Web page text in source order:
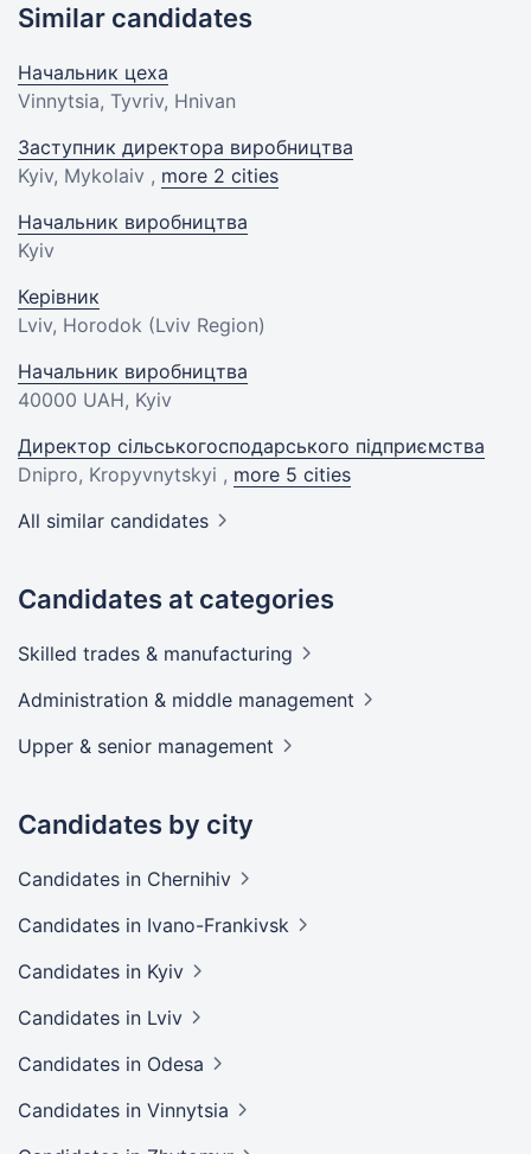
Similar candidates
Начальник цеха
Vinnytsia, Tyvriv, Hnivan
Заступник директора виробництва
Kyiv, Mykolaiv , more 2 cities
Начальник виробництва
Kyiv
Керівник
Lviv, Horodok (Lviv Region)
Начальник виробництва
40000 UAH, Kyiv
Директор сільськогосподарського підприємства
Dnipro, Kropyvnytskyi , more 5 cities
All similar candidates
Candidates at categories
Skilled trades & manufacturing
Administration & middle management
Upper & senior management
Candidates by city
Candidates in Chernihiv
Candidates in Ivano-Frankivsk
Candidates in Kyiv
Candidates in Lviv
Candidates in Odesa
Candidates in Vinnytsia